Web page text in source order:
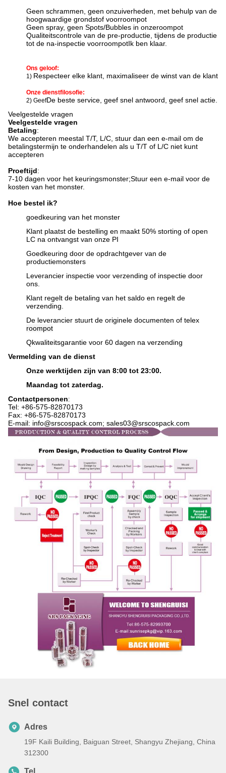
Geen schrammen, geen onzuiverheden, met behulp van de
hoogwaardige grondstof voorroompot
Geen spray, geen Spots/Bubbles in onzeroompot
Qualiteitscontrole van de pre-productie, tijdens de productie
tot de na-inspectie voorroompotIk ben klaar.
Ons geloof:
1) Respecteer elke klant, maximaliseer de winst van de klant
Onze dienstfilosofie:
2) GeefDe beste service, geef snel antwoord, geef snel actie.
Veelgestelde vragen
Veelgestelde vragen
Betaling:
We accepteren meestal T/T, L/C, stuur dan een e-mail om de
betalingstermijn te onderhandelen als u T/T of L/C niet kunt
accepteren
Proeftijd:
7-10 dagen voor het keuringsmonster;Stuur een e-mail voor de
kosten van het monster.
Hoe bestel ik?
goedkeuring van het monster
Klant plaatst de bestelling en maakt 50% storting of open
LC na ontvangst van onze PI
Goedkeuring door de opdrachtgever van de
productiemonsters
Leverancier inspectie voor verzending of inspectie door
ons.
Klant regelt de betaling van het saldo en regelt de
verzending.
De leverancier stuurt de originele documenten of telex
roompot
Qkwaliteitsgarantie voor 60 dagen na verzending
Vermelding van de dienst
Onze werktijden zijn van 8:00 tot 23:00.
Maandag tot zaterdag.
Contactpersonen:
Tel: +86-575-82870173
Fax: +86-575-82870173
E-mail: info@srscospack.com; sales03@srscospack.com
Snel contact
Adres
19F Kaili Building, Baiguan Street, Shangyu Zhejiang, China
312300
Tel.